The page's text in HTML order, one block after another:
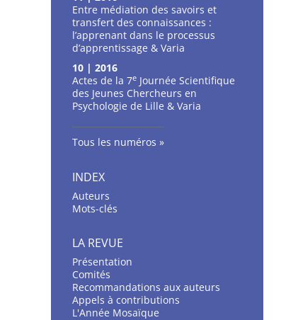
Entre médiation des savoirs et
transfert des connaissances :
l’apprenant dans le processus
d’apprentissage & Varia
10 | 2016
Actes de la 7e Journée Scientifique
des Jeunes Chercheurs en
Psychologie de Lille & Varia
Tous les numéros
INDEX
Auteurs
Mots-clés
LA REVUE
Présentation
Comités
Recommandations aux auteurs
Appels à contributions
L'Année Mosaïque